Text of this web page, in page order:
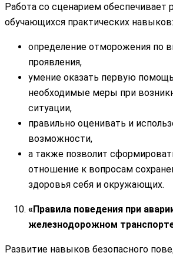
Работа со сценарием обеспечивает
обучающихся практических навыков:
определение отморожения по
проявления,
умение оказать первую
необходимые меры при
ситуации,
правильно оценивать и
возможности,
а также позволит
отношение к вопросам
здоровья себя и окружающих.
«Правила поведения при
железнодорожном
Развитие навыков безопасного